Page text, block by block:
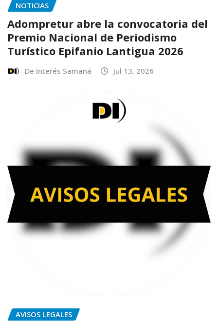
NOTICIAS
Adompretur abre la convocatoria del
Premio Nacional de Periodismo
Turístico Epifanio Lantigua 2026
De Interés Samaná Jul 13, 2026
AVISOS LEGALES